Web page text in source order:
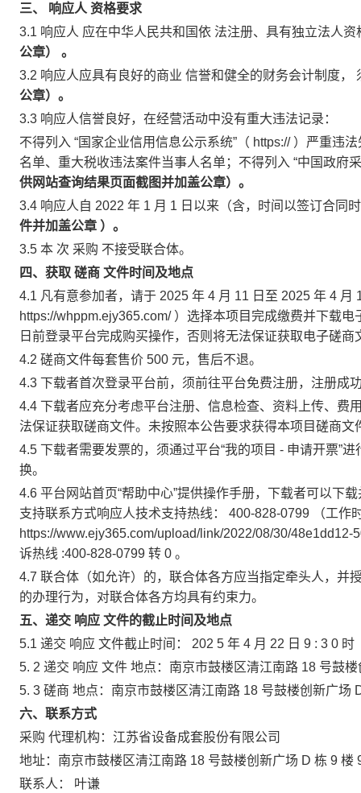
三、
响应人 资格要求
3.1 响应人 应在中华人民共和国依 法注册、具有独立法人
公章） 。
3.2 响应人应具有良好的商业 信誉和健全的财务会计制度，
公章）。
3.3 响应人信誉良好，在经营活动中没有重大违法记录：
不得列入 “国家企业信用信息公示系统”（ https:// ）严重违
名单、重大税收违法案件当事人名单；不得列入 “中国政府
供网站查询结果页面截图并加盖公章）。
3.4 响应人自 2022 年 1 月 1 日以来（含，时间以签订合同
件并加盖公章 ）。
3.5 本 次 采购 不接受联合体。
四、获取 磋商 文件时间及地点
4.1 凡有意参加者，请于 2025 年 4 月 11 日至 2025 年 4 月
https://whppm.ejy365.com/ ）选择本项目完成缴费并下载
日前登录平台完成购买操作，否则将无法保证获取电子磋商
4.2 磋商文件每套售价 500 元，售后不退。
4.3 下载者首次登录平台前，须前往平台免费注册，注册成
4.4 下载者应充分考虑平台注册、信息检查、资料上传、费
法保证获取磋商文件。未按照本公告要求获得本项目磋商
4.5 下载者需要发票的，须通过平台“我的项目 - 申请开票”
换。
4.6 平台网站首页“帮助中心”提供操作手册，下载者可以下
支持联系方式响应人技术支持热线： 400-828-0799
（工作
https://www.ejy365.com/upload/link/2022/08/30/
诉热线 :400-828-0799 转 0 。
4.7 联合体（如允许）的，联合体各方应当指定牵头人，并
的办理行为，对联合体各方均具有约束力。
五、递交 响应 文件的截止时间及地点
5.1 递交 响应 文件截止时间： 202 5 年 4 月 22 日 9 : 3 0 时
5. 2 递交 响应 文件 地点：南京市鼓楼区清江南路 18 号鼓
5. 3 磋商 地点：南京市鼓楼区清江南路 18 号鼓楼创新广场
六、联系方式
采购 代理机构：江苏省设备成套股份有限公司
地址：南京市鼓楼区清江南路 18 号鼓楼创新广场 D 栋 9 楼
联系人： 叶谦